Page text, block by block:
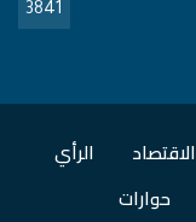
3841
الاقتصاد
الرأي
حوارات